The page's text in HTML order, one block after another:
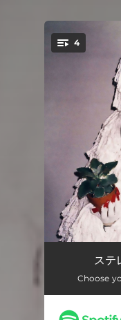
You're
4
サバクを見に
あいわな
P.R.D.
ステ
Choose